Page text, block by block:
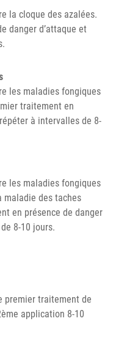
la cloque des azalées.
danger d’attaque et
les maladies fongiques
traitement en
à intervalles de 8-
les maladies fongiques
des taches
en présence de danger
8-10 jours.
premier traitement de
application 8-10